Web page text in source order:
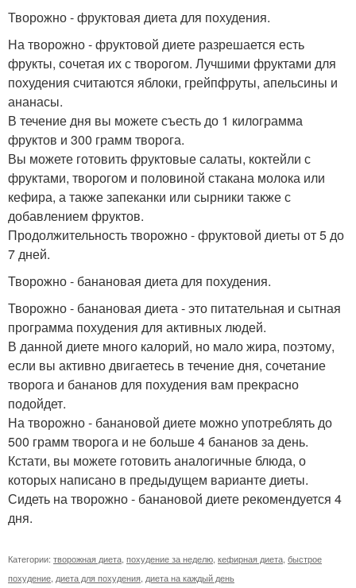
Творожно - фруктовая диета для похудения.
На творожно - фруктовой диете разрешается есть
фрукты, сочетая их с творогом. Лучшими фруктами для
похудения считаются яблоки, грейпфруты, апельсины и
ананасы.
В течение дня вы можете съесть до 1 килограмма
фруктов и 300 грамм творога.
Вы можете готовить фруктовые салаты, коктейли с
фруктами, творогом и половиной стакана молока или
кефира, а также запеканки или сырники также с
добавлением фруктов.
Продолжительность творожно - фруктовой диеты от 5 до
7 дней.
Творожно - банановая диета для похудения.
Творожно - банановая диета - это питательная и сытная
программа похудения для активных людей.
В данной диете много калорий, но мало жира, поэтому,
если вы активно двигаетесь в течение дня, сочетание
творога и бананов для похудения вам прекрасно
подойдет.
На творожно - банановой диете можно употреблять до
500 грамм творога и не больше 4 бананов за день.
Кстати, вы можете готовить аналогичные блюда, о
которых написано в предыдущем варианте диеты.
Сидеть на творожно - банановой диете рекомендуется 4
дня.
Категории: творожная диета похудение за неделю кефирная диета быстрое
похудение диета для похудения диета на каждый день